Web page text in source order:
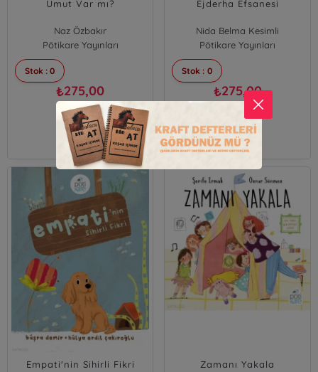
Umut Var mı?
Naz Özbakır
Pötikare Yayınları
Stok : 0
₺275,00
Ejderha Efsanesi
Nida Belma Kesimli
Pötikare Yayınları
Stok : 0
₺275,00
Empati'nin Sihirli Fikri Zamanı Yakala